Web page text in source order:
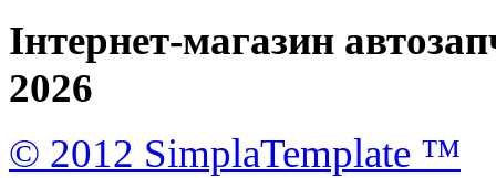
Інтернет-магазин
2026
© 2012 SimplaTemplate ™